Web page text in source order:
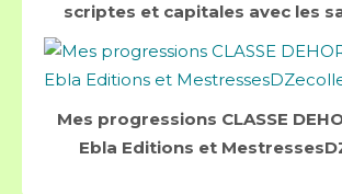
scriptes et capitales avec les
Mes progressions CLASSE
Ebla Editions et